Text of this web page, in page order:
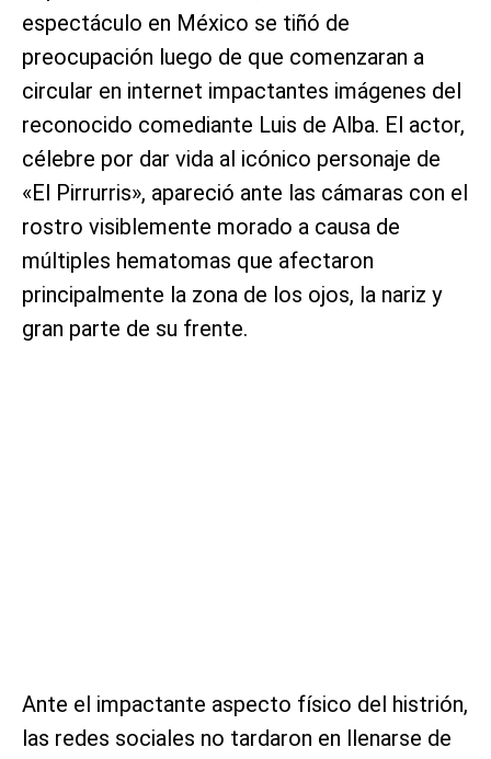
espectáculo en México se tiñó de
preocupación luego de que comenzaran a
circular en internet impactantes imágenes del
reconocido comediante Luis de Alba. El actor,
célebre por dar vida al icónico personaje de
«El Pirrurris», apareció ante las cámaras con el
rostro visiblemente morado a causa de
múltiples hematomas que afectaron
principalmente la zona de los ojos, la nariz y
gran parte de su frente.
Ante el impactante aspecto físico del histrión,
las redes sociales no tardaron en llenarse de